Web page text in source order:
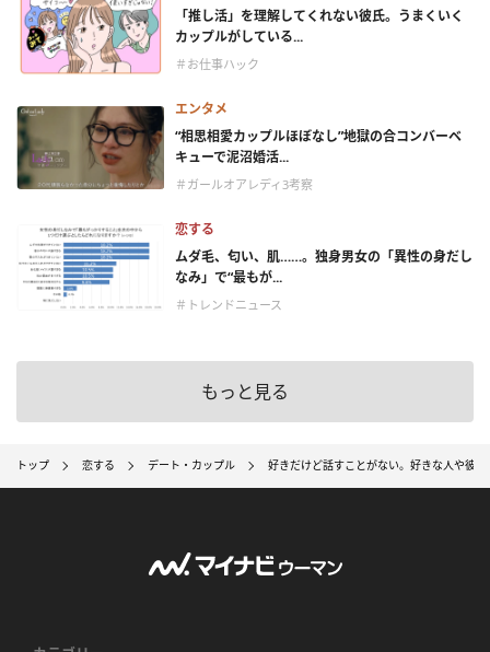
「推し活」を理解してくれない彼氏。うまくいく
カップルがしている...
＃お仕事ハック
エンタメ
“相思相愛カップルほぼなし”地獄の合コンバーベ
キューで泥沼婚活...
＃ガールオアレディ3考察
恋する
ムダ毛、匂い、肌……。独身男女の「異性の身だし
なみ」で“最もが...
＃トレンドニュース
もっと見る
トップ 恋する デート・カップル 好きだけど話すことがない。好きな人や彼